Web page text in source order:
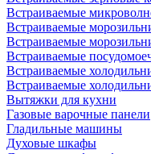
Встраиваемые
Встраиваемые
Встраиваемые
Встраиваемые
Встраиваемые
Встраиваемые
Вытяжки для кухни
Газовые варочные панели
Гладильные машины
Духовые шкафы